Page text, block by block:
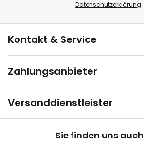
Datenschutzerklärung.
Kontakt & Service
Zahlungsanbieter
Versanddienstleister
Sie finden uns